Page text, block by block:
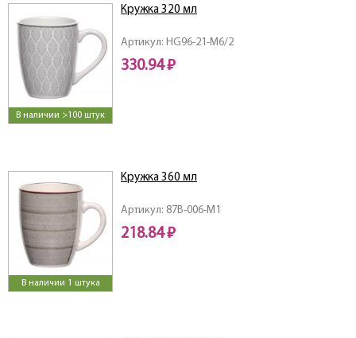
В наличии >100 штук
Артикул: HG96-21-M6/2
Кружка 320 мл
330.94 ₽
В наличии 1 штука
Артикул: 87B-006-M1
Кружка 360 мл
218.84 ₽